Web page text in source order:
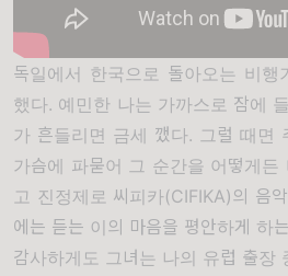
독일에서 한국으로 돌아오는 비
했다. 예민한 나는 가까스로 잠에
가 흔들리면 금세 깼다. 그럴 때면
가슴에 파묻어 그 순간을 어떻게
고 진정제로 씨피카(CIFIKA)의 음
에는 듣는 이의 마음을 평안하게 하
감사하게도 그녀는 나의 유럽 출장